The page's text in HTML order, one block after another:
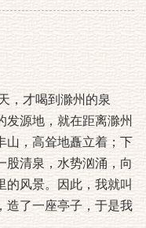
才喝到滁州的泉
发源地，就在距离滁州
山，高耸地矗立着；下
股清泉，水势汹涌，向
的风景。因此，我就叫
造了一座亭子，于是我